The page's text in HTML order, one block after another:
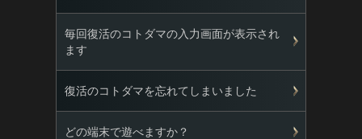
毎回復活のコトダマの入力画面が表示され
ます
復活のコトダマを忘れてしまいました
どの端末で遊べますか？